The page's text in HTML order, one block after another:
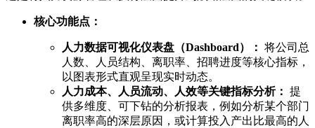
核心功能点：
人力数据可视化仪表盘（Dashboard）： 将公司总
人数、人员结构、离职率、招聘进度等核心指标，
以图表形式直观呈现实时动态。
人力成本、人员流动、人效等关键指标分析： 提
供多维度、可下钻的分析报表，例如分析某个部门
离职率高的深层原因，或计算投入产出比最高的人